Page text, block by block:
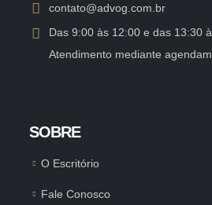
contato@advog.com.br
Das 9:00 às 12:00 e das 13:30
Atendimento mediante
SOBRE
O Escritório
Fale Conosco